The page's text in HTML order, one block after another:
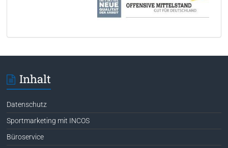
Inhalt
Datenschutz
Sportmarketing mit INCOS
Büroservice